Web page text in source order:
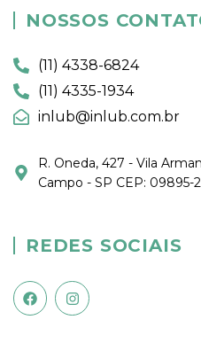
NOSSOS
(11) 4338-6824
(11) 4335-1934
inlub@inlub.com.br
R. Oneda, 427 - Vila
Campo - SP CEP: 09895-
REDES SOCIAIS